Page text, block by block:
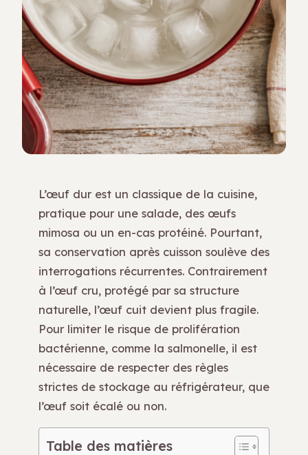
L’œuf dur est un classique de la cuisine,
pratique pour une salade, des œufs
mimosa ou un en-cas protéiné. Pourtant,
sa conservation après cuisson soulève des
interrogations récurrentes. Contrairement
à l’œuf cru, protégé par sa structure
naturelle, l’œuf cuit devient plus fragile.
Pour limiter le risque de prolifération
bactérienne, comme la salmonelle, il est
nécessaire de respecter des règles
strictes de stockage au réfrigérateur, que
l’œuf soit écalé ou non.
Table des matières